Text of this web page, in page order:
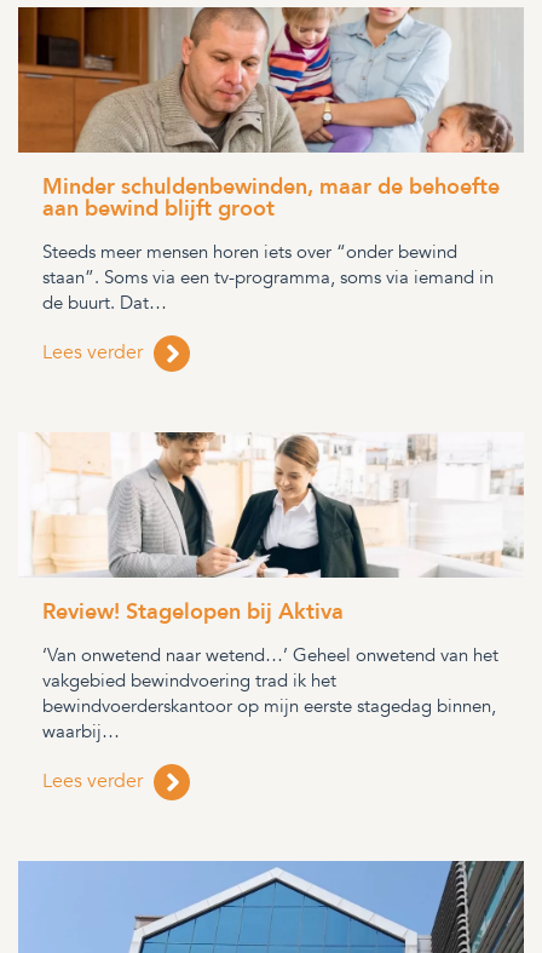
Minder schuldenbewinden, maar de behoefte
aan bewind blijft groot
Steeds meer mensen horen iets over “onder bewind
staan”. Soms via een tv-programma, soms via iemand in
de buurt. Dat…
Lees verder
Review! Stagelopen bij Aktiva
‘Van onwetend naar wetend…’ Geheel onwetend van het
vakgebied bewindvoering trad ik het
bewindvoerderskantoor op mijn eerste stagedag binnen,
waarbij…
Lees verder